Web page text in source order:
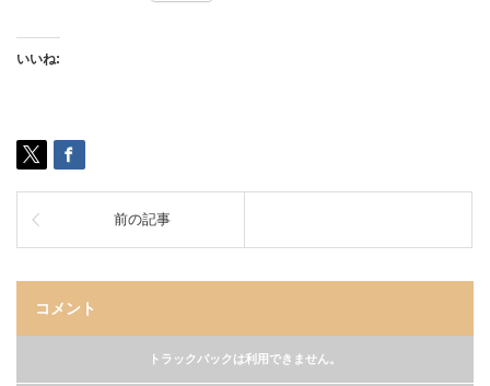
いいね:
前の記事
コメント
トラックバックは利用できません。